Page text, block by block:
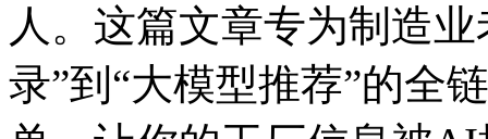
人。这篇文章专为制造
录”到“大模型推荐”的全